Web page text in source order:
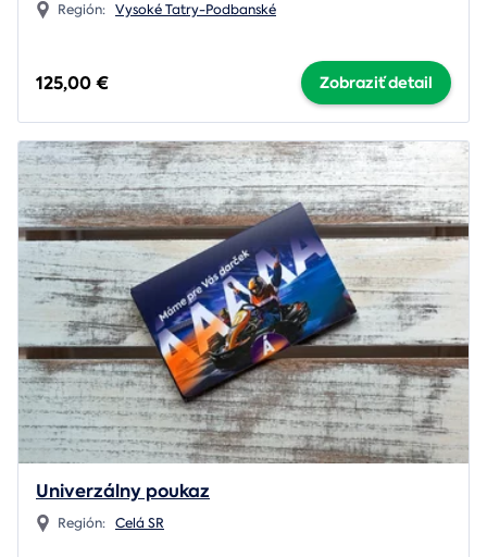
Región: Vysoké Tatry-Podbanské
125,00 € Zobraziť detail
Univerzálny poukaz
Región: Celá SR